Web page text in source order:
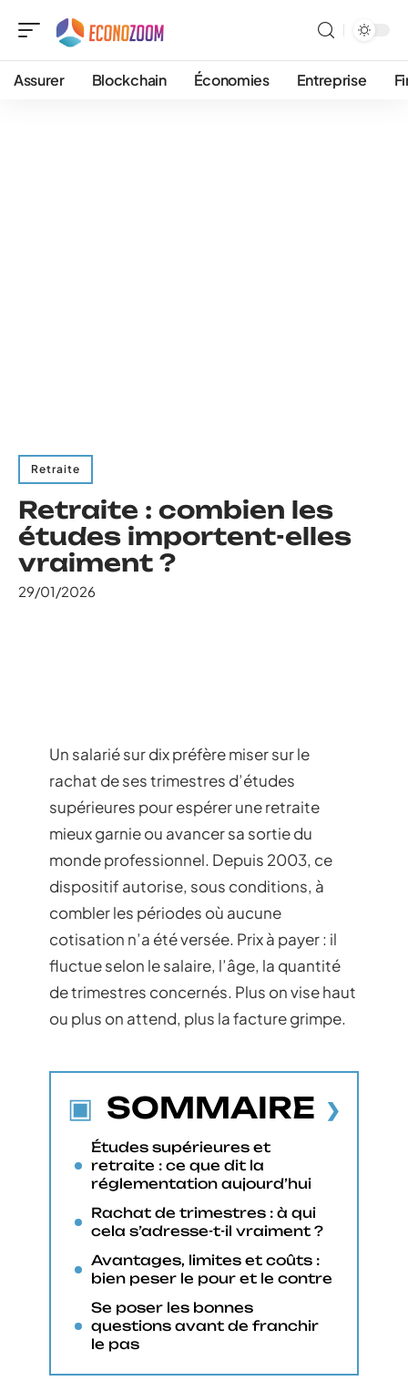
Assurer Blockchain Économies Entreprise
Retraite
Retraite : combien les
études importent-elles
vraiment ?
29/01/2026
Un salarié sur dix préfère miser sur le
rachat de ses trimestres d’études
supérieures pour espérer une retraite
mieux garnie ou avancer sa sortie du
monde professionnel. Depuis 2003, ce
dispositif autorise, sous conditions, à
combler les périodes où aucune
cotisation n’a été versée. Prix à payer : il
fluctue selon le salaire, l’âge, la quantité
de trimestres concernés. Plus on vise haut
ou plus on attend, plus la facture grimpe.
SOMMAIRE
Études supérieures et
retraite : ce que dit la
réglementation aujourd’hui
Rachat de trimestres : à qui
cela s’adresse-t-il vraiment ?
Avantages, limites et coûts :
bien peser le pour et le contre
Se poser les bonnes
questions avant de franchir
le pas